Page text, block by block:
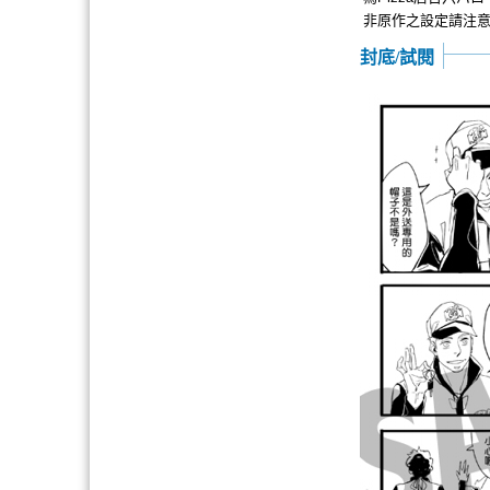
非原作之設定請注意
封底/試閱